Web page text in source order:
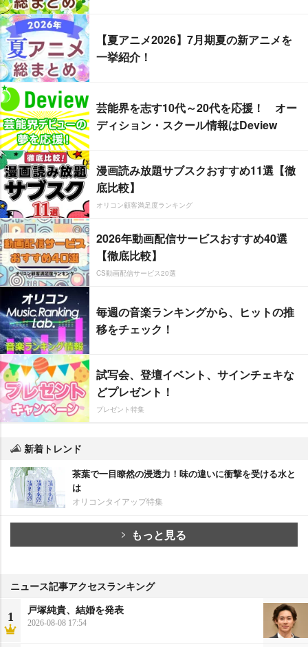
【夏アニメ2026】7月期夏の新アニメを
一挙紹介！
芸能界を志す10代～20代を応援！ オー
ディション・スクール情報はDeview
漫画読み放題サブスクおすすめ11選【徹
底比較】
オリコン顧客満足度ランキング
2026年動画配信サービスおすすめ40選
【徹底比較】
CS動画配信サービス20選
毎週の音楽ランキングから、ヒットの推
移をチェック！
試写会、登壇イベント、サインチェキな
どプレゼント！
プレゼント特集
新着トレンド
茶葉で一目瞭然の浸透力！味の違いに衝撃を受ける水と
は
オリコンタイアップ特集
もっと見る
ニュース記事アクセスランキング
1
戸塚純貴、結婚を発表
2026-08-08 17:54